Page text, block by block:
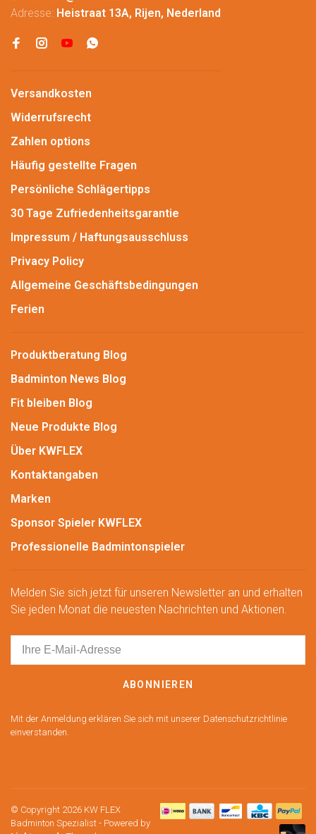
Adresse: Heistraat 13A, Rijen, Nederland
Versandkosten
Widerrufsrecht
Zahlen options
Häufig gestellte Fragen
Persönliche Schlägertipps
30 Tage Zufriedenheitsgarantie
Impressum / Haftungsausschluss
Privacy Policy
Allgemeine Geschäftsbedingungen
Ferien
Produktberatung Blog
Badminton News Blog
Fit bleiben Blog
Neue Produkte Blog
Über KWFLEX
Kontaktangaben
Marken
Sponsor Spieler KWFLEX
Professionelle Badmintonspieler
Melden Sie sich jetzt für unseren Newsletter an und erhalten
Sie jeden Monat die neuesten Nachrichten und Aktionen.
ABONNIEREN
Mit der Anmeldung erklären Sie sich mit unserer Datenschutzrichtlinie
einverstanden.
© Copyright 2026 KW FLEX
Badminton Spezialist - Powered by